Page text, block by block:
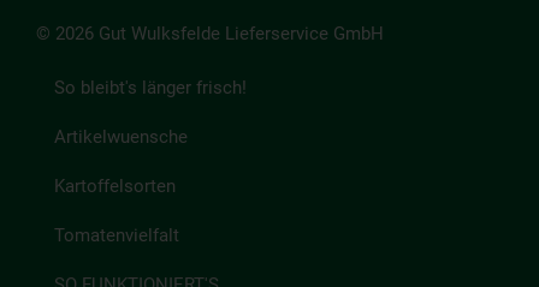
© 2026 Gut Wulksfelde Lieferservice GmbH
So bleibt's länger frisch!
Artikelwuensche
Kartoffelsorten
Tomatenvielfalt